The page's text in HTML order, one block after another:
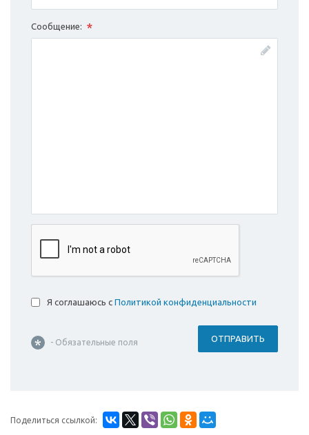
Сообщение: *
Я соглашаюсь с Политикой конфиденциальности
- Обязательные поля ОТПРАВИТЬ
Поделиться ссылкой: